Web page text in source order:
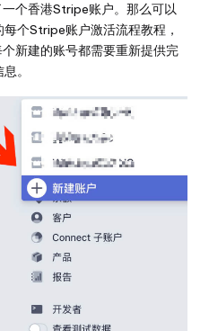
个香港Stripe账户。那么可以
个Stripe账户激活流程教程，
新建的账号都需要重新提供完
。